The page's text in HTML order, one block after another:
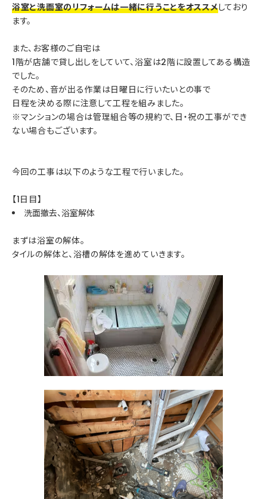
浴室と洗面室のリフォームは一緒に行うことをオススメしており
ます。
また、お客様のご自宅は
1階が店舗で貸し出しをしていて、浴室は2階に設置してある構造
でした。
そのため、音が出る作業は日曜日に行いたいとの事で
日程を決める際に注意して工程を組みました。
※マンションの場合は管理組合等の規約で、日・祝の工事ができ
ない場合もございます。
今回の工事は以下のような工程で行いました。
【1日目】
洗面撤去、浴室解体
まずは浴室の解体。
タイルの解体と、浴槽の解体を進めていきます。